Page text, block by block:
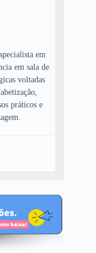
em
em sala de
voltadas
práticos e